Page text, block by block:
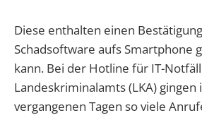
Diese enthalten einen
Schadsoftware aufs Smartphone
kann. Bei der Hotline für IT-
Landeskriminalamts (LKA) gingen
vergangenen Tagen so viele